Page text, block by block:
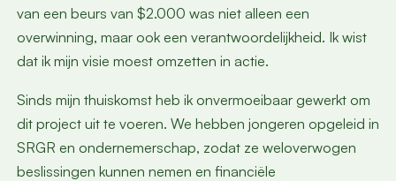
van een beurs van $2.000 was niet alleen een
overwinning, maar ook een verantwoordelijkheid. Ik wist
dat ik mijn visie moest omzetten in actie.
Sinds mijn thuiskomst heb ik onvermoeibaar gewerkt om
dit project uit te voeren. We hebben jongeren opgeleid in
SRGR en ondernemerschap, zodat ze weloverwogen
beslissingen kunnen nemen en financiële